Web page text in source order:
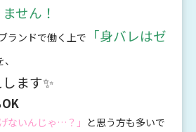
せん！
ランドで働く上で
「身バレはゼ
ます✨
ないんじゃ…？」 と思う方も多いで